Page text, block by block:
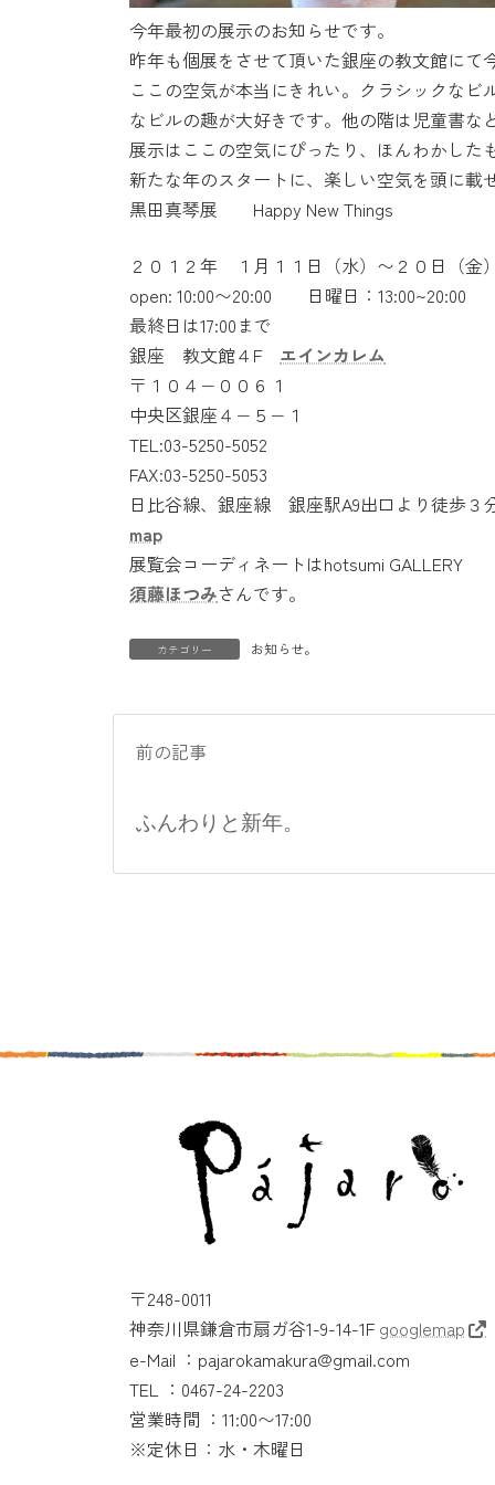
今年最初の展示のお知らせです。
昨年も個展をさせて頂いた銀座の教文館にて
ここの空気が本当にきれい。クラシックな
なビルの趣が大好きです。他の階は児童書
展示はここの空気にぴったり、ほんわかした
新たな年のスタートに、楽しい空気を頭に
黒田真琴展 Happy New Things
２０１２年 １月１１日（水）〜２０日（金
open: 10:00〜20:00 日曜日：13:00~20:00
最終日は17:00まで
銀座 教文館４F エインカレム
〒１０４−００６１
中央区銀座４−５−１
TEL:03-5250-5052
FAX:03-5250-5053
日比谷線、銀座線 銀座駅A9出口より徒歩３
map
展覧会コーディネートはhotsumi GALLERY
須藤ほつみさんです。
カテゴリー お知らせ。
前の記事
ふんわりと新年。
〒248-0011
神奈川県鎌倉市扇ガ谷1-9-14-1F googlemap
e-Mail ：pajarokamakura@gmail.com
TEL ：0467-24-2203
営業時間 ：11:00〜17:00
※定休日：水・木曜日